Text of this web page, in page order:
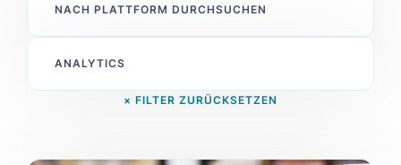
× FILTER ZURÜCKSETZEN